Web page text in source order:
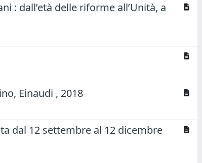
: dall’età delle riforme all’Unità, a
Einaudi , 2018
dal 12 settembre al 12 dicembre